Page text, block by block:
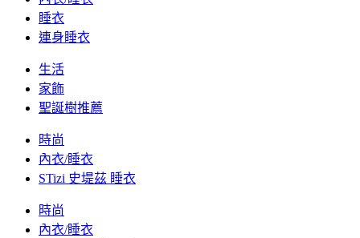
睡衣
連身睡衣
生活
家飾
聖誕樹推薦
時尚
內衣/睡衣
STizi 史堤茲 睡衣
時尚
內衣/睡衣